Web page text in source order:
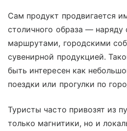
Сам продукт продвигается
столичного образа — наряду
маршрутами, городскими
сувенирной продукцией.
быть интересен как
поездки или прогулки по
Туристы часто привозят из
только магнитики, но и